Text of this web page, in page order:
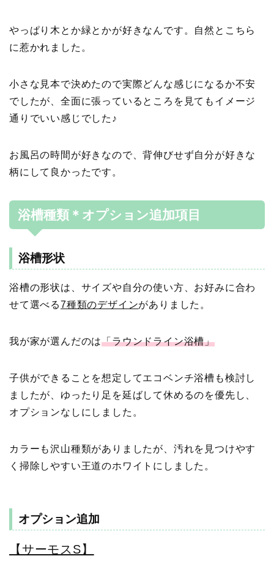
やっぱり木とか緑とかが好きなんです。自然とこちら
に惹かれました。
小さな見本で決めたので実際どんな感じになるか不安
でしたが、全面に張っているところを見てもイメージ
通りでいい感じでした♪
お風呂の時間が好きなので、背伸びせず自分が好きな
柄にして良かったです。
浴槽種類＊オプション追加項目
浴槽形状
浴槽の形状は、サイズや自分の使い方、お好みに合わ
せて選べる7種類のデザインがありました。
我が家が選んだのは「ラウンドライン浴槽」
子供ができることを想定してエコベンチ浴槽も検討し
ましたが、ゆったり足を延ばして休めるのを優先し、
オプションなしにしました。
カラーも沢山種類がありましたが、汚れを見つけやす
く掃除しやすい王道のホワイトにしました。
オプション追加
【サーモスS】